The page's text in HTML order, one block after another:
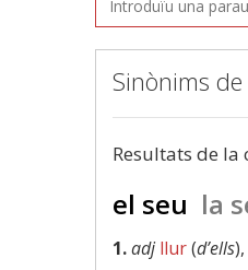
Sinònims de
Resultats de la
el seu la
1.adj llur(d’ells),